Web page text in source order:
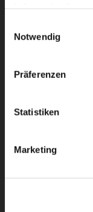
Notwendig
Präferenzen
Statistiken
Marketing